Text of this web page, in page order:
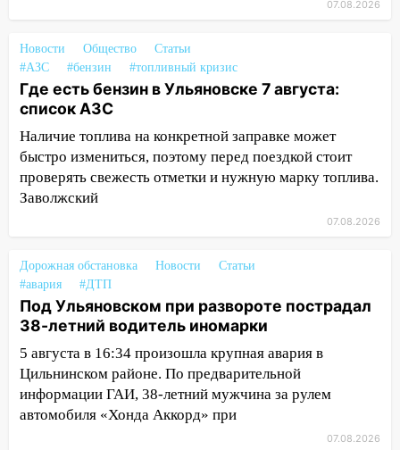
цифровой ПЦР
15:47 Ульяновцы могут вернуть деньги
за абонементы закрывшегося фитнес-
клуба «Рекорд-Fitness»
15:34 После вмешательства
прокуратуры в селах Ульяновской
области привели в порядок детские
капремонт школы в селе Кивать
15:08 В Кузоватово после прокурорской
проверки обновили разметку на
пешеходных переходах
14:40 На проспекте Гая в Ульяновске
запретили остановку автомобилей на
50-метровом участке
07.08.2026
Новости Общество
Статьи
#АЗС
#бензин #топливный кризис
Где есть бензин в Ульяновске 7 августа:
список АЗС
Наличие топлива на конкретной заправке может
быстро измениться, поэтому перед поездкой стоит
проверять свежесть отметки и нужную марку топлива.
Заволжский
07.08.2026
Дорожная обстановка Новости
Статьи
#авария
#ДТП
Под Ульяновском при развороте пострадал
38-летний водитель иномарки
5 августа в 16:34 произошла крупная авария в
Цильнинском районе. По предварительной
информации ГАИ, 38-летний мужчина за рулем
автомобиля «Хонда Аккорд» при
07.08.2026